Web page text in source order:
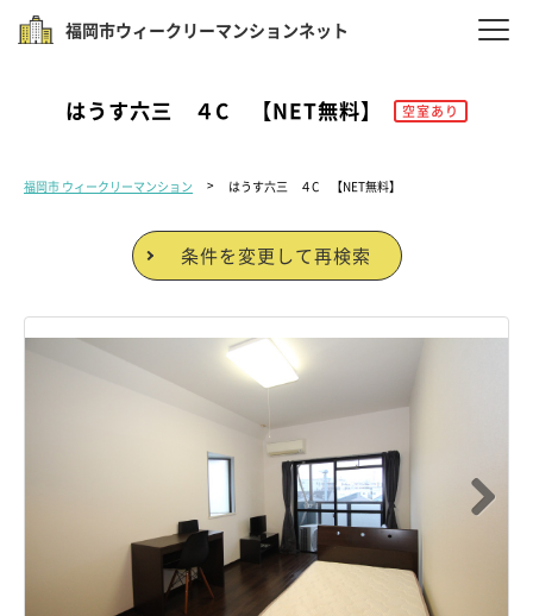
福岡市ウィークリーマンションネット
はうす六三 ４C 【NET無料】 空室あり
福岡市 ウィークリーマンション はうす六三 ４C 【NET無料】
条件を変更して再検索